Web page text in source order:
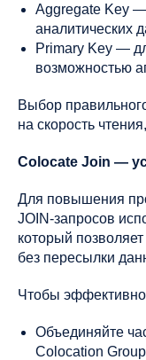
Aggregate Key
аналитических
Primary Key —
возможностью
Выбор
на скорость
Colocate Join —
Для повышения
JOIN-запросов
который
без пересылки
Чтобы
Объединяйте
Colocation